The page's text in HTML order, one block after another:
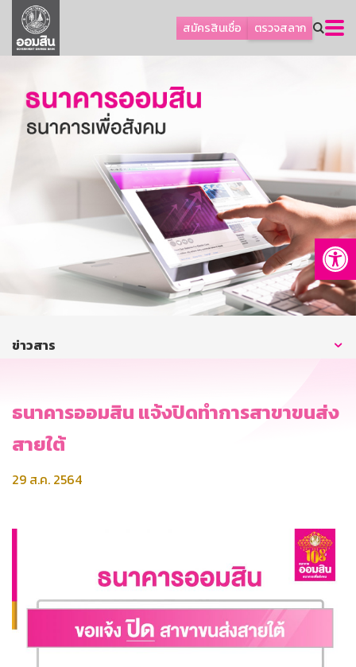
สมัครสินเชื่อ ตรวจสลาก
ลูกค้าธุรกิจ
ลูกค้าผู้ประกอบรายย่อย
ออมเพื่อสุข
เกี่ยวกับธนาคาร
การพัฒนาที่ยั่งยืน
บริการทางการเงิน
ติดต่อเรา
บริการออนไลน์
ข่าวสาร
ธนาคารออมสิน แจ้งปิดทำการสาขาขนส่ง
สายใต้
29 ส.ค. 2564